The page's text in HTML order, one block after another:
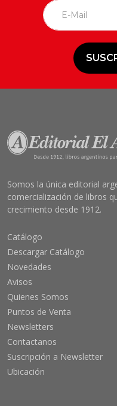
Somos la única editorial
comercialización de libros
crecimiento desde 1912.
Catálogo
Descargar Catálogo
Novedades
Avisos
Quienes Somos
Puntos de Venta
Newsletters
Contactanos
Suscripción a Newsletter
Ubicación